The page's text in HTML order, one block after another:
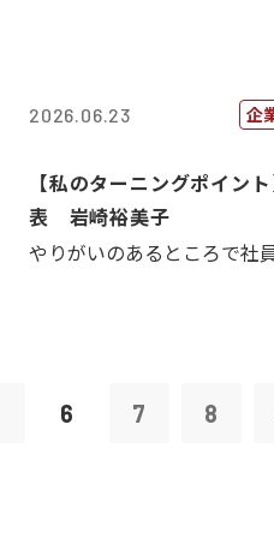
2026.06.23 企
【私のターニングポイン
表 岩崎裕美子
やりがいのあるところで社
6 7 8